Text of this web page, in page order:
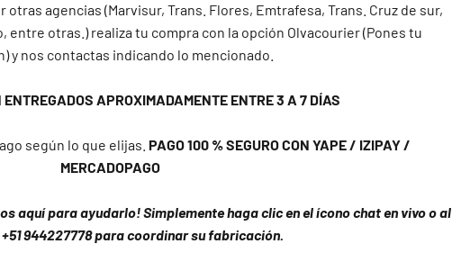
agencias (Marvisur, Trans. Flores, Emtrafesa, Trans. Cruz de sur,
entre otras.) realiza tu compra con la opción Olvacourier (Pones tu
y nos contactas indicando lo mencionado.
APROXIMADAMENTE ENTRE 3 A 7 DÍAS
según lo que elijas. PAGO 100 % SEGURO CON YAPE / IZIPAY /
MERCADOPAGO
aquí para ayudarlo! Simplemente haga clic en el ícono chat en vivo o al
944227778 para coordinar su fabricación.